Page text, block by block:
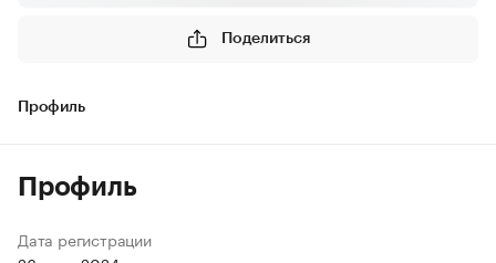
Поделиться
Профиль
Профиль
Дата регистрации